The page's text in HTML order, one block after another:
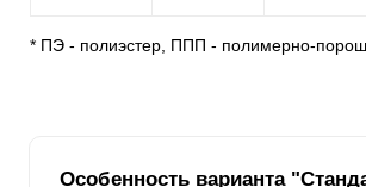
* ПЭ - полиэстер, ППП - полимерно-
Особенность варианта